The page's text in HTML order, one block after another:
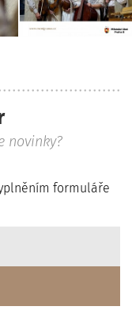
novinky?
formuláře